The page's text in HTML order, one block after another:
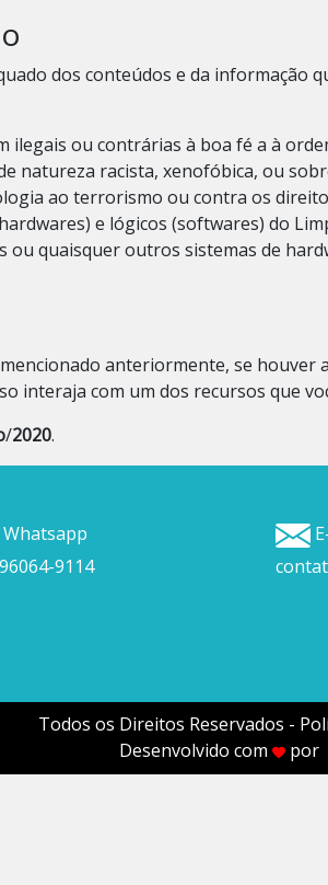
dos conteúdos e da informação
ilegais ou contrárias à boa fé a à
natureza racista, xenofóbica, ou
ao terrorismo ou contra os
e lógicos (softwares) do
quaisquer outros sistemas de
anteriormente, se
interaja com um dos recursos que
/2020.
Whatsapp
9114
Todos os Direitos Reservados -
Desenvolvido com
por